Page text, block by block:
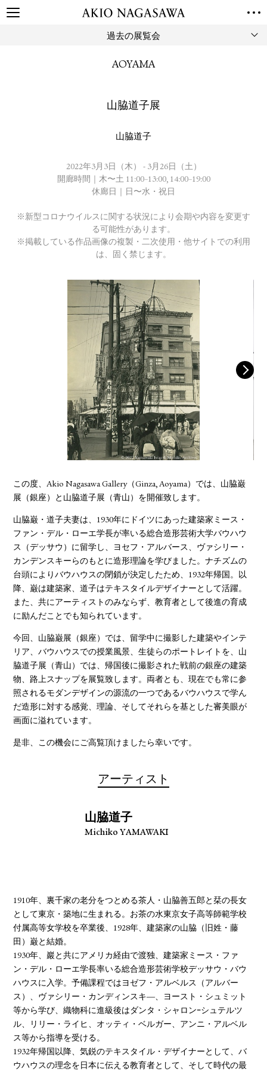
過去の展覧会
AOYAMA
山脇道子展
山脇道子
2022年3月3日（木） - 3月26日（土）
開廊時間｜木〜土 11:00–13:00, 14:00–19:00
休廊日｜日〜水・祝日
※新型コロナウイルスに関する状況により会期や内容を変更す
る可能性があります。
※掲載している作品画像の複製・二次使用・他サイトでの利用
は、固く禁じます。
この度、Akio Nagasawa Gallery（Ginza, Aoyama）では、山脇巌
展（銀座）と山脇道子展（青山）を開催致します。
山脇巌・道子夫妻は、1930年にドイツにあった建築家ミース・
ファン・デル・ローエ学長が率いる総合造形芸術大学バウハウ
ス（デッサウ）に留学し、ヨセフ・アルバース、ヴァシリー・
カンデンスキーらのもとに造形理論を学びました。ナチズムの
台頭によりバウハウスの閉鎖が決定したため、1932年帰国。以
降、巌は建築家、道子はテキスタイルデザイナーとして活躍。
また、共にアーティストのみならず、教育者として後進の育成
に励んだことでも知られています。
今回、山脇巌展（銀座）では、留学中に撮影した建築やインテ
リア、バウハウスでの授業風景、生徒らのポートレイトを、山
脇道子展（青山）では、帰国後に撮影された戦前の銀座の建築
物、路上スナップを展覧致します。両者とも、現在でも常に参
照されるモダンデザインの源流の一つであるバウハウスで学ん
だ造形に対する感覚、理論、そしてそれらを基とした審美眼が
画面に溢れています。
是非、この機会にご高覧頂けましたら幸いです。
アーティスト
山脇道子
Michiko YAMAWAKI
1910年、裏千家の老分をつとめる茶人・山脇善五郎と栞の長女
として東京・築地に生まれる。お茶の水東京女子高等師範学校
付属高等女学校を卒業後、1928年、建築家の山脇（旧姓・藤
田）巌と結婚。
1930年、巖と共にアメリカ経由で渡独、建築家ミース・ファ
ン・デル・ローエ学長率いる総合造形芸術学校デッサウ・バウ
ハウスに入学。予備課程ではヨゼフ・アルベルス（アルバー
ス）、ヴァシリー・カンディンスキ―、ヨースト・シュミット
等から学び、織物科に進級後はダンタ・シャロン=シュテルツ
ル、リリー・ライヒ、オッティ・ベルガー、アンニ・アルベル
ス等から指導を受ける。
1932年帰国以降、気鋭のテキスタイル・デザイナーとして、バ
ウハウスの理念を日本に伝える教育者として、そして時代の最
ABOUT
ABOUT US LOCATIONS
INSTAGRAM
GALLERY
PUBLISHING
YOUTUBE